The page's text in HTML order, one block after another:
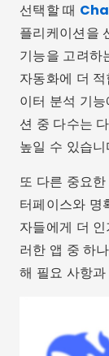
선택할 때
플리케이션을
기능을 고려하
자동화에 더
이터 분석 기
션 중 다수는
높일 수 있습니
또 다른 중요
터페이스와 명
자들에게 더
러한 앱 중 하
해 필요 사항